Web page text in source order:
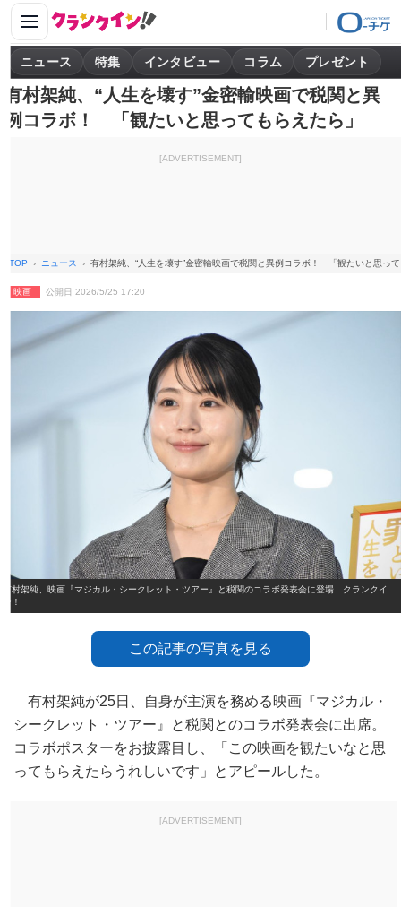
ニュース 特集 インタビュー コラム プレゼント
有村架純、“人生を壊す”金密輸映画で税関と異
例コラボ！ 「観たいと思ってもらえたら」
[ADVERTISEMENT]
TOP ニュース 有村架純、“人生を壊す”金密輸映画で税関と異例コラボ！ 「観たいと思っ
映画 公開日 2026/5/25 17:20
有村架純、映画『マジカル・シークレット・ツアー』と税関のコラボ発表会に登場 クランクイ
ン！
この記事の写真を見る
有村架純が25日、自身が主演を務める映画『マジカル・
シークレット・ツアー』と税関とのコラボ発表会に出席。
コラボポスターをお披露目し、「この映画を観たいなと思
ってもらえたらうれしいです」とアピールした。
[ADVERTISEMENT]